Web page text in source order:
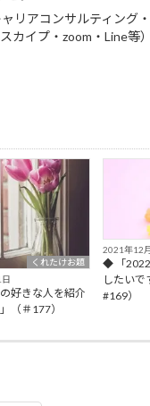
リアコンサルティング
カイプ・zoom・Line等
くれたけお題
好きな人を紹介
（＃177）
2021年12
◆ 「
したいで
#169）